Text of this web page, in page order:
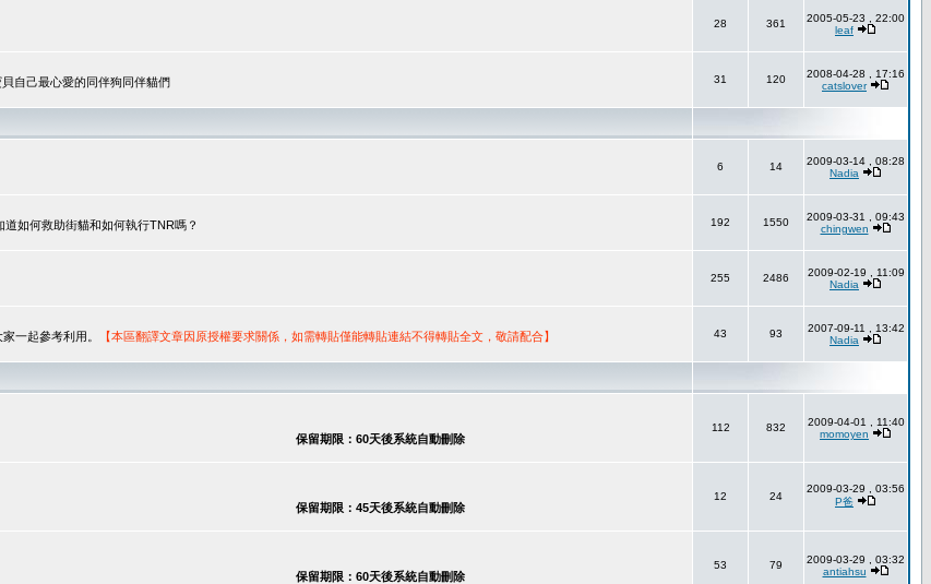
28 361
2005-05-23 , 22:00
leaf
自己最心愛的同伴狗同伴貓們 31 120
2008-04-28 , 17:16
catslover
6 14
2009-03-14 , 08:28
Nadia
如何救助街貓和如何執行TNR嗎？ 192 1550
2009-03-31 , 09:43
chingwen
255 2486
2009-02-19 , 11:09
Nadia
一起參考利用。 【本區翻譯文章因原授權要求關係，如需轉貼僅能轉貼連結不得轉貼全文，敬請配合】 43 93
2007-09-11 , 13:42
Nadia
保留期限：60天後系統自動刪除
112 832
2009-04-01 , 11:40
momoyen
保留期限：45天後系統自動刪除
12 24
2009-03-29 , 03:56
P爸
保留期限：60天後系統自動刪除
53 79
2009-03-29 , 03:32
antiahsu